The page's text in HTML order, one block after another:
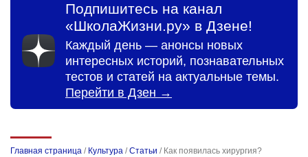
Подпишитесь на канал
«ШколаЖизни.ру» в Дзене!
Каждый день — анонсы новых
интересных историй, познавательных
тестов и статей на актуальные темы.
Перейти в Дзен →
Главная страница / Культура /Статьи / Как появилась хирургия?